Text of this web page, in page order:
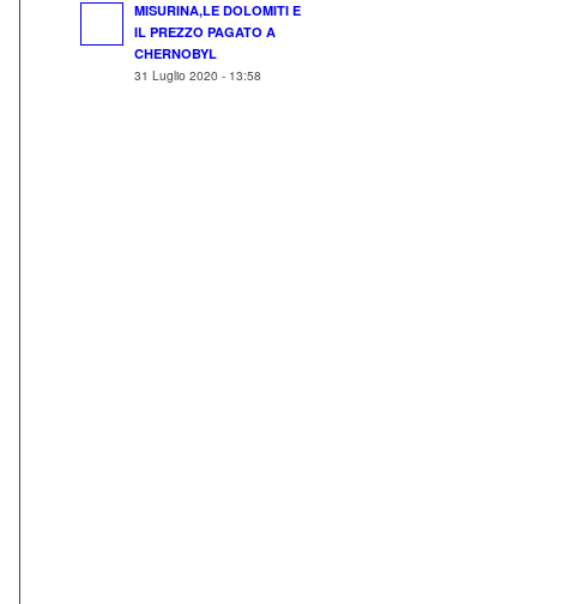
MISURINA,LE DOLOMITI E
IL PREZZO PAGATO A
CHERNOBYL
31 Luglio 2020 - 13:58